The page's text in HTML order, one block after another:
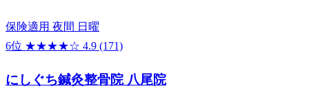
保険適用 夜間 日曜
6位 ★★★★☆ 4.9 (171)
にしぐち鍼灸整骨院 八尾院